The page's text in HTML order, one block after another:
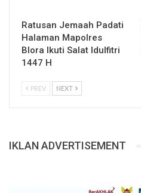
Ratusan Jemaah Padati
Halaman Mapolres
Blora Ikuti Salat Idulfitri
1447 H
PREV NEXT
IKLAN ADVERTISEMENT